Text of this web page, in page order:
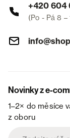
+420 604
(Po - Pá 8 –
Novinky z e-
1–2× do měsíce
z oboru